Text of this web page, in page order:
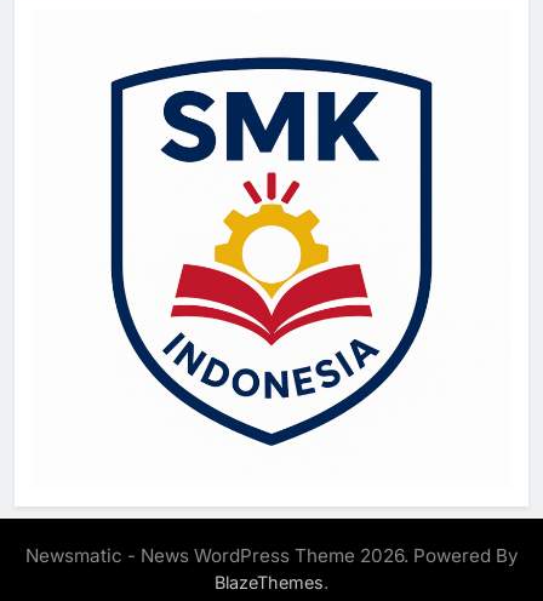
Newsmatic - News WordPress Theme 2026. Powered By
BlazeThemes.